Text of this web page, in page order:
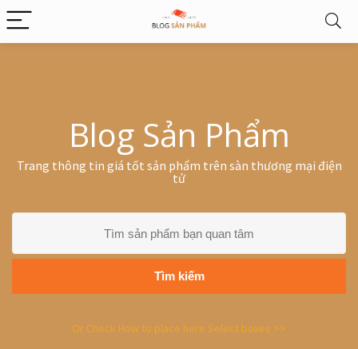
Blog Sản Phẩm
Trang thông tin giá tốt sản phẩm trên sàn thương mại điện
tử
Tìm kiếm
Or Check How to place here Select boxes >>